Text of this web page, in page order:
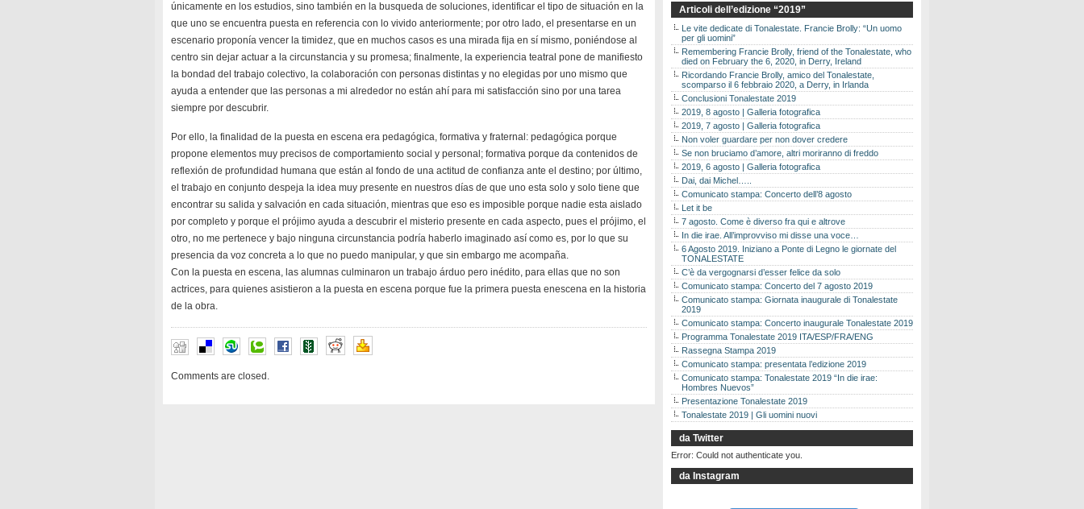
únicamente en los estudios, sino también en la busqueda de soluciones, identificar el tipo de situación en la
que uno se encuentra puesta en referencia con lo vivido anteriormente; por otro lado, el presentarse en un
escenario proponía vencer la timidez, que en muchos casos es una mirada fija en sí mismo, poniéndose al
centro sin dejar actuar a la circunstancia y su promesa; finalmente, la experiencia teatral pone de manifiesto
la bondad del trabajo colectivo, la colaboración con personas distintas y no elegidas por uno mismo que
ayuda a entender que las personas a mi alrededor no están ahí para mi satisfacción sino por una tarea
siempre por descubrir.
Por ello, la finalidad de la puesta en escena era pedagógica, formativa y fraternal: pedagógica porque
propone elementos muy precisos de comportamiento social y personal; formativa porque da contenidos de
reflexión de profundidad humana que están al fondo de una actitud de confianza ante el destino; por último,
el trabajo en conjunto despeja la idea muy presente en nuestros días de que uno esta solo y solo tiene que
encontrar su salida y salvación en cada situación, mientras que eso es imposible porque nadie esta aislado
por completo y porque el prójimo ayuda a descubrir el misterio presente en cada aspecto, pues el prójimo, el
otro, no me pertenece y bajo ninguna circunstancia podría haberlo imaginado así como es, por lo que su
presencia da voz concreta a lo que no puedo manipular, y que sin embargo me acompaña.
Con la puesta en escena, las alumnas culminaron un trabajo árduo pero inédito, para ellas que no son
actrices, para quienes asistieron a la puesta en escena porque fue la primera puesta enescena en la historia
de la obra.
Comments are closed.
Articoli dell’edizione “2019”
Le vite dedicate di Tonalestate. Francie Brolly: “Un uomo
per gli uomini”
Remembering Francie Brolly, friend of the Tonalestate, who
died on February the 6, 2020, in Derry, Ireland
Ricordando Francie Brolly, amico del Tonalestate,
scomparso il 6 febbraio 2020, a Derry, in Irlanda
Conclusioni Tonalestate 2019
2019, 8 agosto | Galleria fotografica
2019, 7 agosto | Galleria fotografica
Non voler guardare per non dover credere
Se non bruciamo d’amore, altri moriranno di freddo
2019, 6 agosto | Galleria fotografica
Dai, dai Michel…..
Comunicato stampa: Concerto dell’8 agosto
Let it be
7 agosto. Come è diverso fra qui e altrove
In die irae. All’improvviso mi disse una voce…
6 Agosto 2019. Iniziano a Ponte di Legno le giornate del
TONALESTATE
C’è da vergognarsi d’esser felice da solo
Comunicato stampa: Concerto del 7 agosto 2019
Comunicato stampa: Giornata inaugurale di Tonalestate
2019
Comunicato stampa: Concerto inaugurale Tonalestate 2019
Programma Tonalestate 2019 ITA/ESP/FRA/ENG
Rassegna Stampa 2019
Comunicato stampa: presentata l’edizione 2019
Comunicato stampa: Tonalestate 2019 “In die irae:
Hombres Nuevos”
Presentazione Tonalestate 2019
Tonalestate 2019 | Gli uomini nuovi
da Twitter
Error: Could not authenticate you.
da Instagram